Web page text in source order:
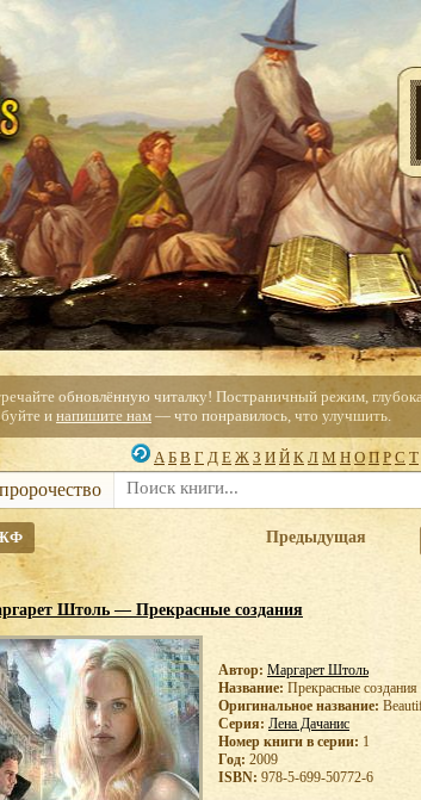
обновлённую читалку! Постраничный режим,
и напишите нам — что понравилось, что улучшить.
А Б В Г Д Е Ж З И Й К Л М Н О П Р С Т
Предыдущая
Штоль — Прекрасные создания
Автор: Маргарет Штоль
Название: Прекрасные создания
Оригинальное название:
Серия: Лена Дачанис
Номер книги в серии: 1
Год: 2009
ISBN: 978-5-699-50772-6